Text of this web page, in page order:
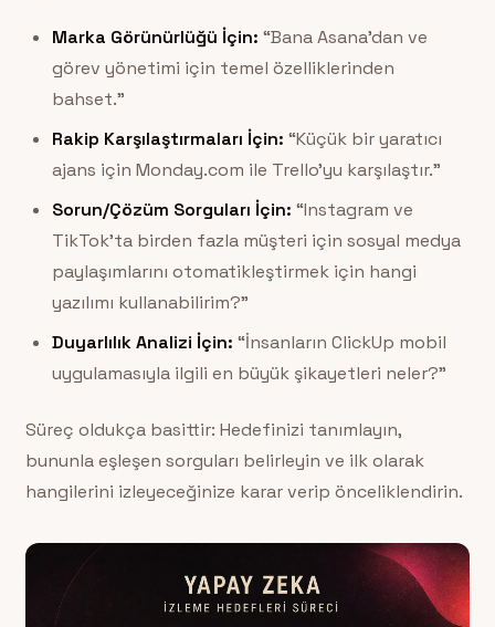
Marka Görünürlüğü İçin: “Bana Asana’dan ve
görev yönetimi için temel özelliklerinden
bahset.”
Rakip Karşılaştırmaları İçin: “Küçük bir yaratıcı
ajans için Monday.com ile Trello’yu karşılaştır.”
Sorun/Çözüm Sorguları İçin: “Instagram ve
TikTok’ta birden fazla müşteri için sosyal medya
paylaşımlarını otomatikleştirmek için hangi
yazılımı kullanabilirim?”
Duyarlılık Analizi İçin: “İnsanların ClickUp mobil
uygulamasıyla ilgili en büyük şikayetleri neler?”
Süreç oldukça basittir: Hedefinizi tanımlayın,
bununla eşleşen sorguları belirleyin ve ilk olarak
hangilerini izleyeceğinize karar verip önceliklendirin.